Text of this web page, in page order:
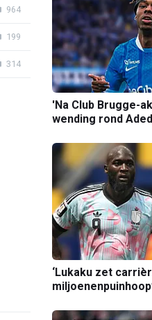
964
199
314
'Na Club Brugge-
wending rond
‘Lukaku zet